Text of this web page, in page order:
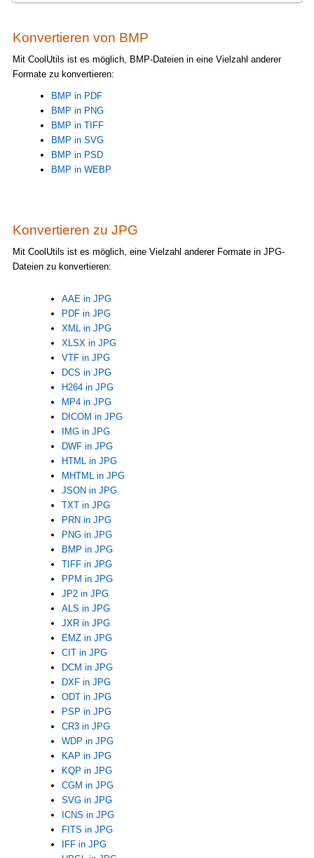
Konvertieren von BMP
Mit CoolUtils ist es möglich, BMP-Dateien in eine Vielzahl anderer
Formate zu konvertieren:
BMP in PDF
BMP in PNG
BMP in TIFF
BMP in SVG
BMP in PSD
BMP in WEBP
Konvertieren zu JPG
Mit CoolUtils ist es möglich, eine Vielzahl anderer Formate in JPG-
Dateien zu konvertieren:
AAE in JPG
PDF in JPG
XML in JPG
XLSX in JPG
VTF in JPG
DCS in JPG
H264 in JPG
MP4 in JPG
DICOM in JPG
IMG in JPG
DWF in JPG
HTML in JPG
MHTML in JPG
JSON in JPG
TXT in JPG
PRN in JPG
PNG in JPG
BMP in JPG
TIFF in JPG
PPM in JPG
JP2 in JPG
ALS in JPG
JXR in JPG
EMZ in JPG
CIT in JPG
DCM in JPG
DXF in JPG
ODT in JPG
PSP in JPG
CR3 in JPG
WDP in JPG
KAP in JPG
KQP in JPG
CGM in JPG
SVG in JPG
ICNS in JPG
FITS in JPG
IFF in JPG